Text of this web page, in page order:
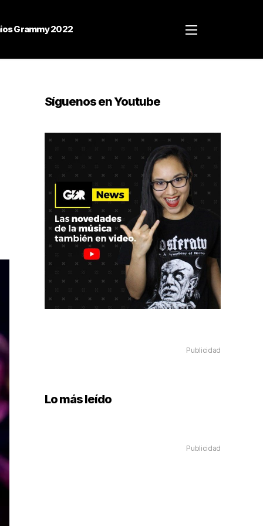
Grammy 2022
Síguenos en Youtube
Publicidad
Lo más leído
Publicidad